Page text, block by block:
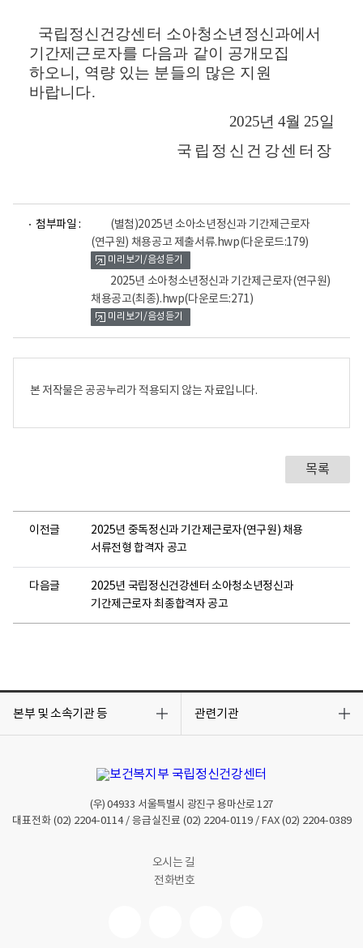
국립정신건강센터 소아청소년정신과에서
기간제근로자를 다음과 같이 공개모집
하오니 , 역량 있는 분들의 많은 지원
바랍니다.
2025년 4월 25일
국립정신건강센터장
첨부파일 :
(별첨)2025년 소아소년정신과 기간제근로자
(연구원) 채용공고 제출서류.hwp(다운로드:179)
미리보기/음성듣기
2025년 소아청소년정신과 기간제근로자(연구원)
채용공고(최종).hwp(다운로드:271)
미리보기/음성듣기
본 저작물은 공공누리가 적용되지 않는 자료입니다.
목록
이전글
2025년 중독정신과 기간제근로자(연구원) 채용
서류전형 합격자 공고
다음글
2025년 국립정신건강센터 소아청소년정신과
기간제근로자 최종합격자 공고
본부 및 소속기관 등
기
관련기관
기
(우)04933 서울특별시 광진구 용마산로 127
대표전화 (02) 2204-0114/ 응급실진료 (02) 2204-0119/ FAX (02) 2204-0389
오시는 길
전화번호